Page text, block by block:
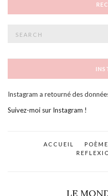
Instagram a retourné des
Suivez-moi sur Instagram !
ACCUEIL
LE